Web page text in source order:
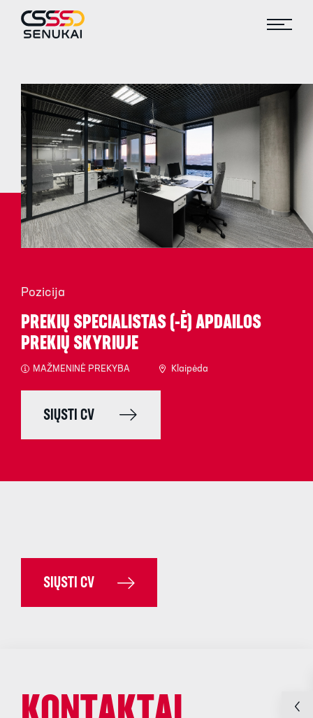
Pozicija
PREKIŲ SPECIALISTAS (-Ė) APDAILOS
PREKIŲ SKYRIUJE
MAŽMENINĖ PREKYBA Klaipėda
SIŲSTI CV
SIŲSTI CV